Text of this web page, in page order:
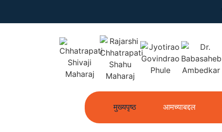
मुख्यपृष्ठ आमच्याबद्दल